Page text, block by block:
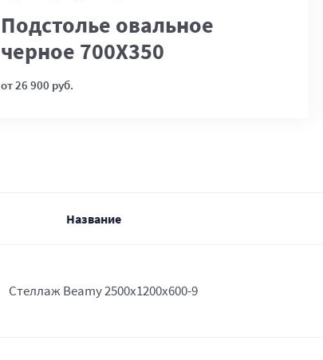
Подстолье овальное
черное 700Х350
от 26 900 руб.
Название
Стеллаж Beamy 2500x1200x600-9